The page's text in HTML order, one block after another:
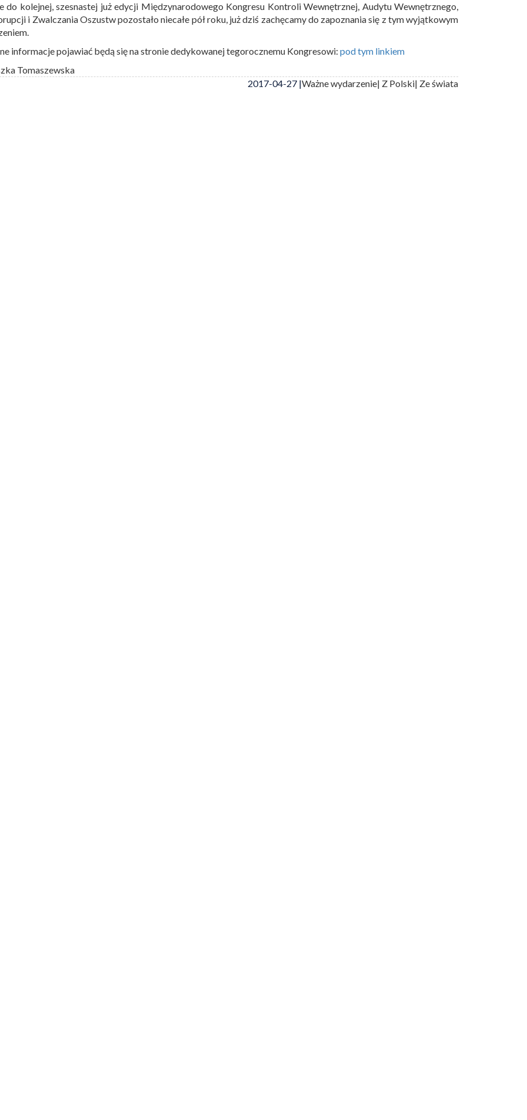
do kolejnej, szesnastej już edycji Międzynarodowego Kongresu Kontroli Wewnętrznej, Audytu Wewnętrznego,
i Zwalczania Oszustw pozostało niecałe pół roku, już dziś zachęcamy do zapoznania się z tym wyjątkowym
informacje pojawiać będą się na stronie dedykowanej tegorocznemu Kongresowi: pod tym linkiem
Tomaszewska
2017-04-27 |Ważne wydarzenie| Z Polski| Ze świata